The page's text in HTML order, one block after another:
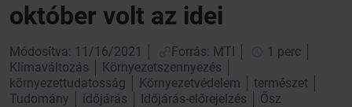
október volt az idei
Módosítva: 11/16/2021 Forrás: MTI
1 perc
Klímaváltozás
Környezetszennyezés
környezettudatosság
Környezetvédelem
természet
Tudomány
időjárás Időjárás-előrejelzés
Ősz